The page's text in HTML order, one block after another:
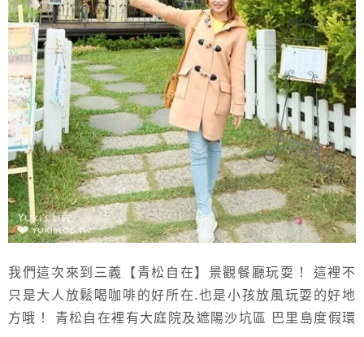
我們這次來到三義【青松自在】景觀餐廳玩耍！ 這裡不
只是大人放鬆喝咖啡的好所在.也是小孩放風玩耍的好地
方哦！ 青松自在裡有大庭院及遮陽沙坑區 巴里島度假環